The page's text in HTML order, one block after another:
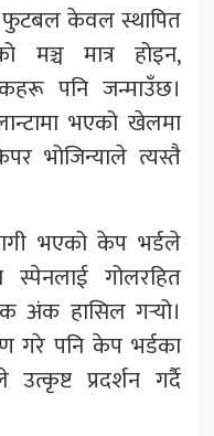
फुटबल केवल स्थापित
मञ्च मात्र होइन,
पनि जन्माउँछ।
भएको खेलमा
भोजिन्याले त्यस्तै
भएको केप भर्डले
गोलरहित
अंक हासिल गर्‍यो।
गरे पनि केप भर्डका
प्रदर्शन गर्दै